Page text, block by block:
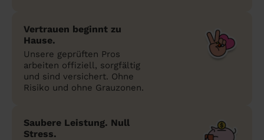
Vertrauen beginnt zu
Hause.
Unsere geprüften Pros
arbeiten offiziell, sorgfältig
und sind versichert. Ohne
Risiko und ohne Grauzonen.
Saubere Leistung. Null
Stress.